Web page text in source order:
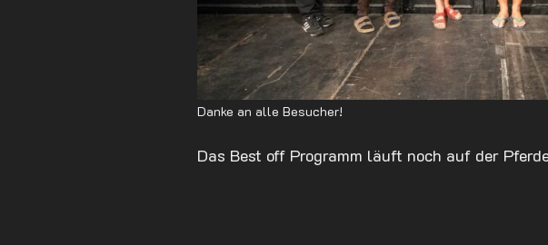
Danke an alle Besucher!
Das Best off Programm läuft noch auf der